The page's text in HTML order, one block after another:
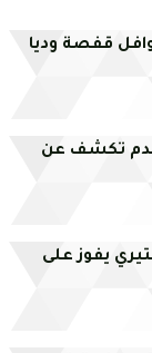
قفصة وديا
تكشف عن
يفوز على